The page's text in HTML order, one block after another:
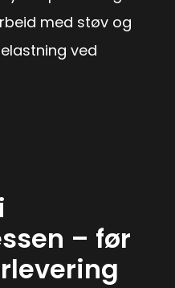
med støv og
ved
– før